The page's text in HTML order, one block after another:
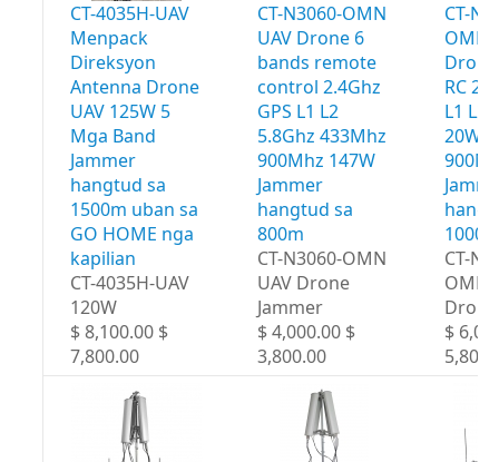
CT-4035H-UAV
Menpack
Direksyon
Antenna Drone
UAV 125W 5
Mga Band
Jammer
hangtud sa
1500m uban sa
GO HOME nga
kapilian
CT-4035H-UAV
120W
$ 8,100.00 $
7,800.00
CT-N3060-OMN
UAV Drone 6
bands remote
control 2.4Ghz
GPS L1 L2
5.8Ghz 433Mhz
900Mhz 147W
Jammer
hangtud sa
800m
CT-N3060-OMN
UAV Drone
Jammer
$ 4,000.00 $
3,800.00
CT-
OMN
RC
L1 L2
20W
CT-
OMN
$